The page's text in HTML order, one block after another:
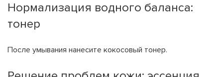
Нормализация водного баланса:
тонер
После умывания нанесите кокосовый тонер.